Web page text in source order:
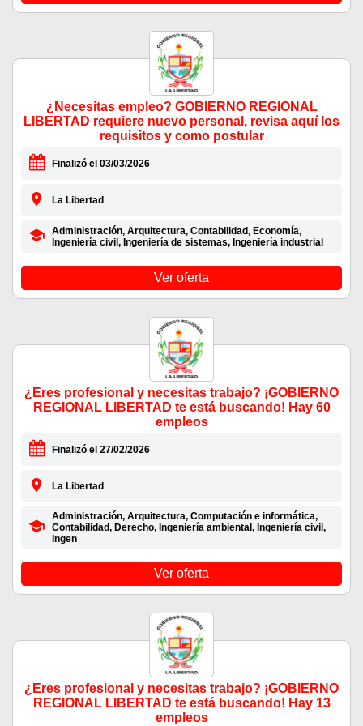
¿Necesitas empleo? GOBIERNO REGIONAL
LIBERTAD requiere nuevo personal, revisa aquí los
requisitos y como postular
Finalizó el 03/03/2026
La Libertad
Administración, Arquitectura, Contabilidad, Economía,
Ingeniería civil, Ingeniería de sistemas, Ingeniería industrial
Ver oferta
¿Eres profesional y necesitas trabajo? ¡GOBIERNO
REGIONAL LIBERTAD te está buscando! Hay 60
empleos
Finalizó el 27/02/2026
La Libertad
Administración, Arquitectura, Computación e informática,
Contabilidad, Derecho, Ingeniería ambiental, Ingeniería civil,
Ingen
Ver oferta
¿Eres profesional y necesitas trabajo? ¡GOBIERNO
REGIONAL LIBERTAD te está buscando! Hay 13
empleos